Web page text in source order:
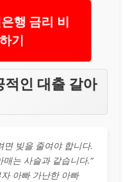
행 금리 비
기
인 대출 갈아
면 빚을 줄여야 합니다.
는 사슬과 같습니다.”
아빠 가난한 아빠